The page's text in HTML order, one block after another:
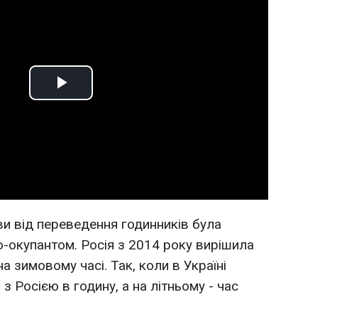
Play
від переведення годинників була
окупантом. Росія з 2014 року вирішила
зимовому часі. Так, коли в Україні
Росією в годину, а на літньому - час